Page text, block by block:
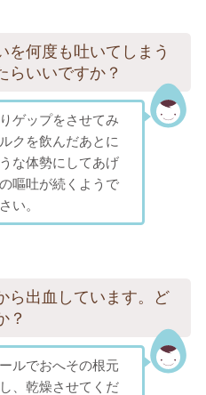
を何度も吐いてしまう
らいいですか？
ゲップをさせてみ
クを飲んだあとに
な体勢にしてあげ
嘔吐が続くようで
い。
ら出血しています。ど
？
ルでおへその根元
、乾燥させてくだ